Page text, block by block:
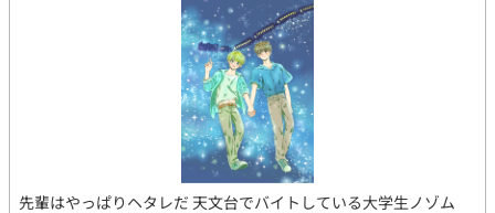
mugen.jp/adventure/game_13226.html 本作の本編には実在す
るVTuberがゲストとして登場いたします。 ---- ゲーム制作者： 須
戸コウ https://www.youtube.com/@sudokou
https://x.com/sudokou1203 ゲストVTuber 柳葉 ししゃも。
https://www.youtube.com/@YANAGIBA_SISYAMO
https://x.com/virtualsisyamo デジデジ
https://www.youtube.com/@kimayori https://x.com/dejidejii ---
- 自身で執筆したゲームシナリオを小説化するための加筆・修正補
助にAIを利用しています。
先輩はやっぱりヘタレだ 天文台でバイトしている大学生ノゾム